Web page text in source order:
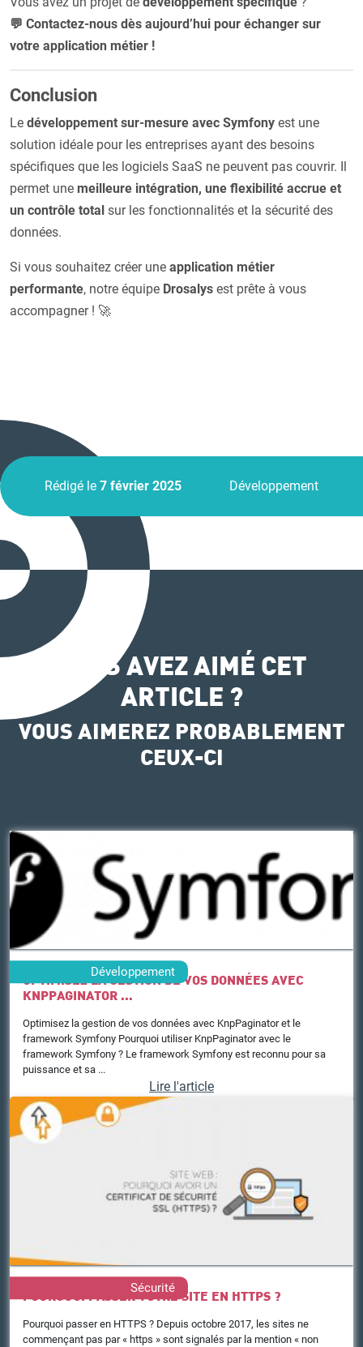
💬 Contactez-nous dès aujourd’hui pour échanger sur
votre application métier !
Conclusion
Le développement sur-mesure avec Symfony est une
solution idéale pour les entreprises ayant des besoins
spécifiques que les logiciels SaaS ne peuvent pas couvrir. Il
permet une meilleure intégration, une flexibilité accrue et
un contrôle total sur les fonctionnalités et la sécurité des
données.
Si vous souhaitez créer une application métier
performante, notre équipe Drosalys est prête à vous
accompagner ! 🚀
Rédigé le 7 février 2025 Développement
VOUS AVEZ AIMÉ CET
ARTICLE ?
VOUS AIMEREZ PROBABLEMENT
CEUX-CI
Développement
OPTIMISEZ LA GESTION DE VOS DONNÉES AVEC
KNPPAGINATOR ...
Optimisez la gestion de vos données avec KnpPaginator et le
framework Symfony Pourquoi utiliser KnpPaginator avec le
framework Symfony ? Le framework Symfony est reconnu pour sa
puissance et sa ...
Lire l'article
Sécurité
POURQUOI PASSER VOTRE SITE EN HTTPS ?
Pourquoi passer en HTTPS ? Depuis octobre 2017, les sites ne
commençant pas par « https » sont signalés par la mention « non